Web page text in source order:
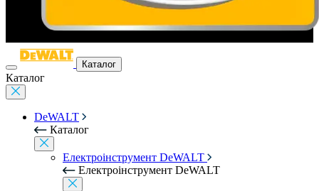
Каталог
Каталог
DeWALT
Каталог
Електроінструмент DeWALT
Електроінструмент DeWALT